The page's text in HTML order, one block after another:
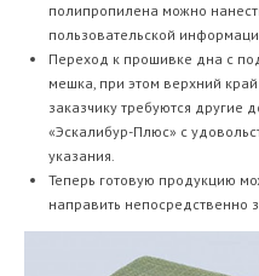
полипропилена можно
пользовательской
Переход к прошивке дна с
мешка, при этом верхний
заказчику требуются другие
«Эскалибур-Плюс» с
указания.
Теперь готовую продукцию
направить непосредственно